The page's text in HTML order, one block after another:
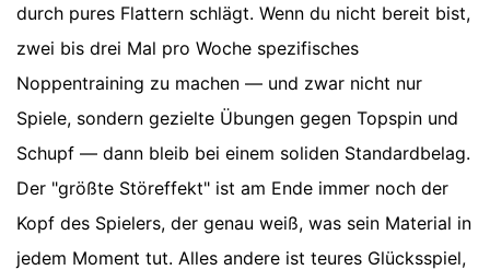
durch pures Flattern schlägt. Wenn du nicht bereit bist,
zwei bis drei Mal pro Woche spezifisches
Noppentraining zu machen — und zwar nicht nur
Spiele, sondern gezielte Übungen gegen Topspin und
Schupf — dann bleib bei einem soliden Standardbelag.
Der "größte Störeffekt" ist am Ende immer noch der
Kopf des Spielers, der genau weiß, was sein Material in
jedem Moment tut. Alles andere ist teures Glücksspiel,